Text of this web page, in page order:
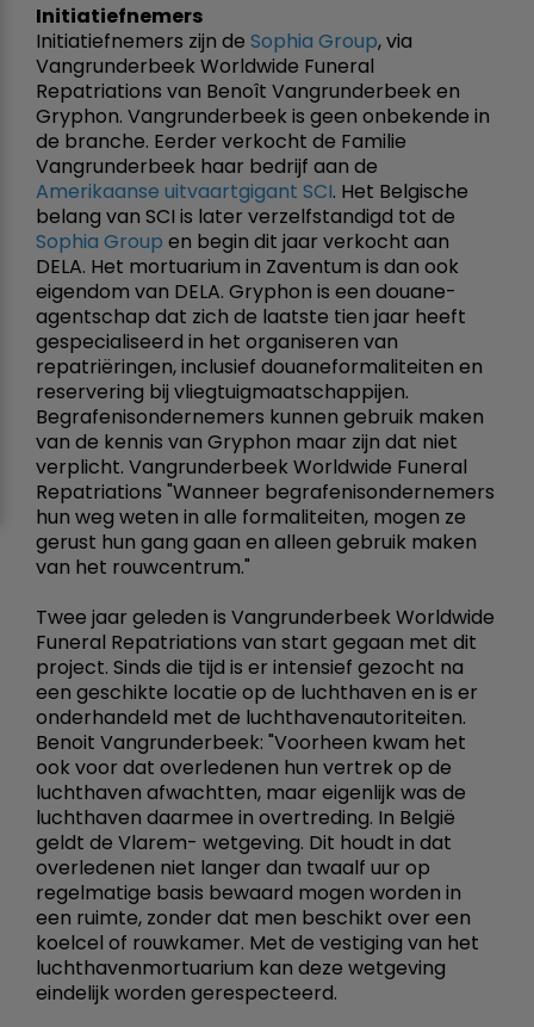
Initiatiefnemers
Initiatiefnemers zijn de Sophia Group, via
Vangrunderbeek Worldwide Funeral
Repatriations van Benoît Vangrunderbeek en
Gryphon. Vangrunderbeek is geen onbekende in
de branche. Eerder verkocht de Familie
Vangrunderbeek haar bedrijf aan de
Amerikaanse uitvaartgigant SCI. Het Belgische
belang van SCI is later verzelfstandigd tot de
Sophia Group en begin dit jaar verkocht aan
DELA. Het mortuarium in Zaventum is dan ook
eigendom van DELA. Gryphon is een douane-
agentschap dat zich de laatste tien jaar heeft
gespecialiseerd in het organiseren van
repatriëringen, inclusief douaneformaliteiten en
reservering bij vliegtuigmaatschappijen.
Begrafenisondernemers kunnen gebruik maken
van de kennis van Gryphon maar zijn dat niet
verplicht. Vangrunderbeek Worldwide Funeral
Repatriations "Wanneer begrafenisondernemers
hun weg weten in alle formaliteiten, mogen ze
gerust hun gang gaan en alleen gebruik maken
van het rouwcentrum."
Twee jaar geleden is Vangrunderbeek Worldwide
Funeral Repatriations van start gegaan met dit
project. Sinds die tijd is er intensief gezocht na
een geschikte locatie op de luchthaven en is er
onderhandeld met de luchthavenautoriteiten.
Benoit Vangrunderbeek: "Voorheen kwam het
ook voor dat overledenen hun vertrek op de
luchthaven afwachtten, maar eigenlijk was de
luchthaven daarmee in overtreding. In België
geldt de Vlarem- wetgeving. Dit houdt in dat
overledenen niet langer dan twaalf uur op
regelmatige basis bewaard mogen worden in
een ruimte, zonder dat men beschikt over een
koelcel of rouwkamer. Met de vestiging van het
luchthavenmortuarium kan deze wetgeving
eindelijk worden gerespecteerd.